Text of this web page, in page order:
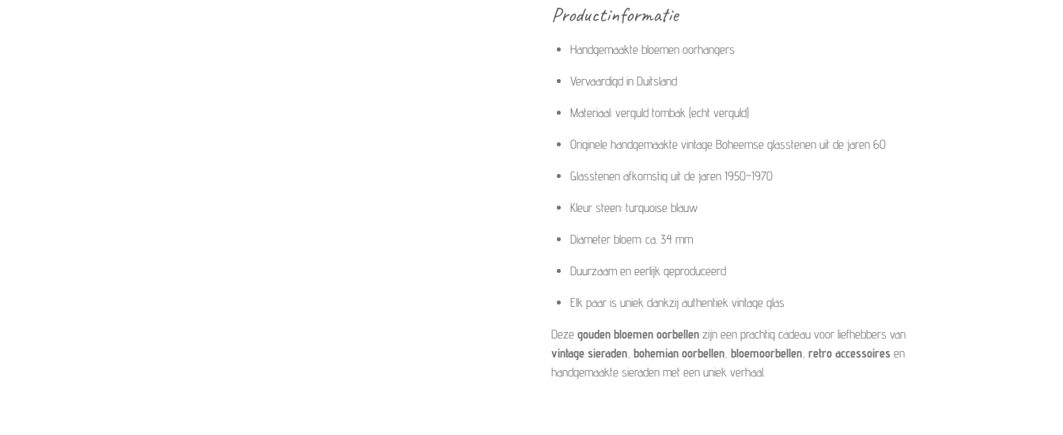
Productinformatie
Handgemaakte bloemen oorhangers
Vervaardigd in Duitsland
Materiaal: verguld tombak (echt verguld)
Originele handgemaakte vintage Boheemse glasstenen uit de jaren 60
Glasstenen afkomstig uit de jaren 1950–1970
Kleur steen: turquoise blauw
Diameter bloem: ca. 34 mm
Duurzaam en eerlijk geproduceerd
Elk paar is uniek dankzij authentiek vintage glas
Deze gouden bloemen oorbellen zijn een prachtig cadeau voor liefhebbers van
vintage sieraden bohemian oorbellen bloemoorbellen retro accessoires en
handgemaakte sieraden met een uniek verhaal.